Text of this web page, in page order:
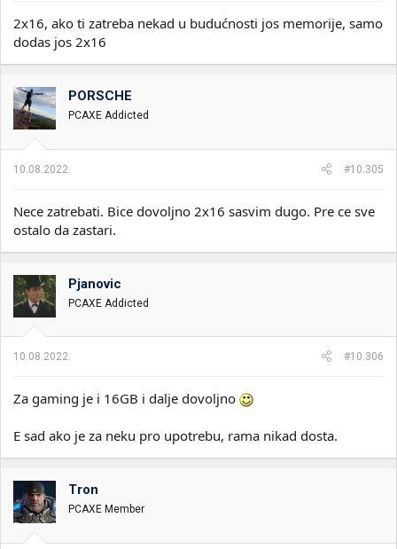
2x16, ako ti zatreba nekad u budućnosti jos memorije, samo
dodas jos 2x16
PORSCHE
PCAXE Addicted
10.08.2022. #10.305
Nece zatrebati. Bice dovoljno 2x16 sasvim dugo. Pre ce sve
ostalo da zastari.
Pjanovic
PCAXE Addicted
10.08.2022. #10.306
Za gaming je i 16GB i dalje dovoljno
E sad ako je za neku pro upotrebu, rama nikad dosta.
Tron
PCAXE Member